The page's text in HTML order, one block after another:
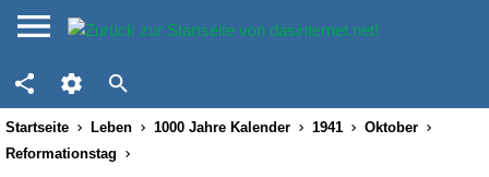
Startseite Leben 1000 Jahre Kalender 1941
Oktober
Reformationstag